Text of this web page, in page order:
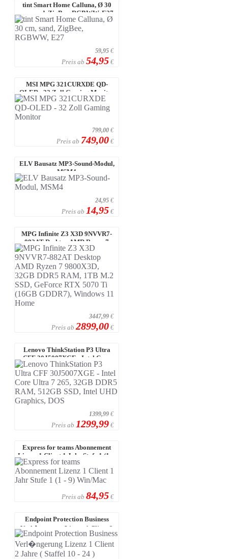
tint Smart Home Calluna, Ø 30
cm, sand, ZigBee, RGBWW, E27
59,95 €
Preis ab 54,95 €
MSI MPG 321CURXDE QD-
OLED - 32 Zoll Gaming Monitor
799,00 €
Preis ab 749,00 €
ELV Bausatz MP3-Sound-Modul,
MSM4
24,95 €
Preis ab 14,95 €
MPG Infinite Z3 X3D 9NVVR7-
882AT Desktop AMD Ryzen 7
9800X3D, 32 ...
3447,99 €
Preis ab 2899,00 €
Lenovo ThinkStation P3 Ultra
CFF 30J5007XGE - Intel Core
Ultra 7 ...
1399,99 €
Preis ab 1299,99 €
Express for teams Abonnement
Lizenz 1 Client 1 Jahr Stufe 1 (1 ...
Preis ab 84,95 €
Endpoint Protection Business
Verl�ngerung Lizenz 1 Client 2
Jahr ...